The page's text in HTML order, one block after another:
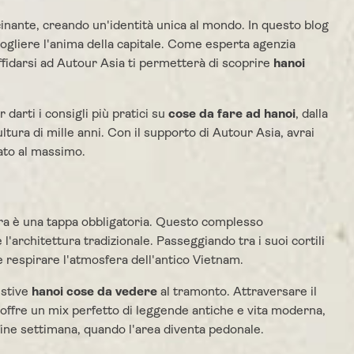
creando un'identità unica al mondo. In questo blog
l'anima della capitale. Come esperta agenzia
ad Autour Asia ti permetterà di scoprire hanoi
darti i consigli più pratici su cose da fare ad hanoi, dalla
di mille anni. Con il supporto di Autour Asia, avrai
al massimo.
è una tappa obbligatoria. Questo complesso
l'architettura tradizionale. Passeggiando tra i suoi cortili
l'atmosfera dell'antico Vietnam.
hanoi cose da vedere al tramonto. Attraversare il
un mix perfetto di leggende antiche e vita moderna,
settimana, quando l'area diventa pedonale.